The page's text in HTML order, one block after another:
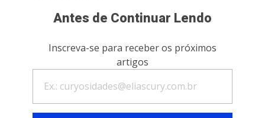
Antes de Continuar Lendo
Inscreva-se para receber os próximos
artigos